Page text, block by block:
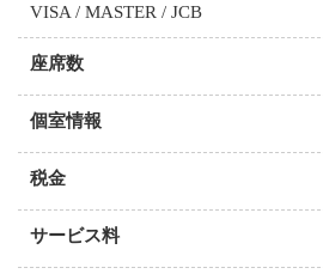
VISA / MASTER / JCB
座席数
個室情報
税金
サービス料